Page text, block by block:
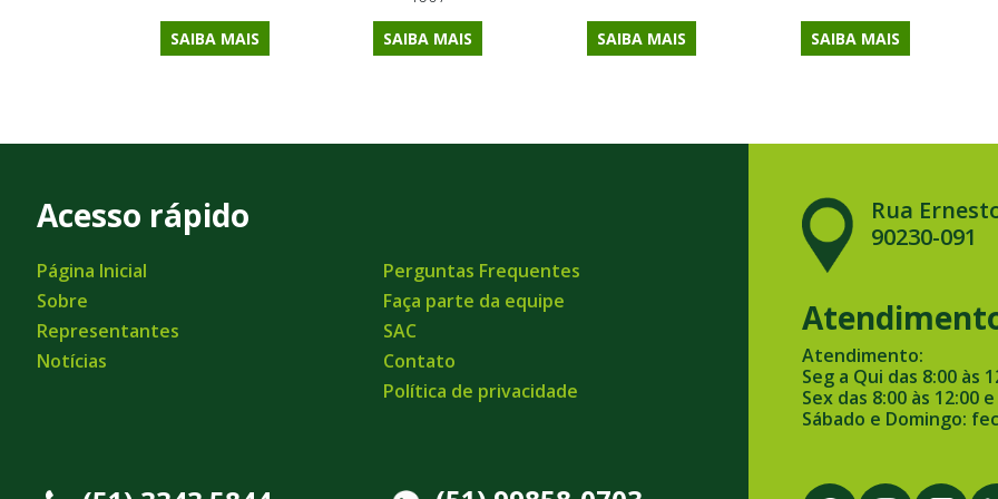
SAIBA MAIS SAIBA MAIS SAIBA MAIS SAIBA MAIS
Acesso rápido
Página Inicial
Sobre
Representantes
Notícias
Perguntas Frequentes
Faça parte da equipe
SAC
Contato
Política de privacidade
Rua
90230-091
Atendimento:
Seg a Qui das 8:00 às
Sex das 8:00 às 12:00
Sábado e Domingo: